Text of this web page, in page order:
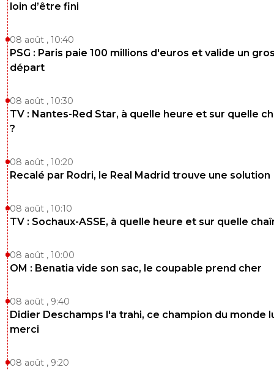
loin d’être fini
08 août , 10:40
PSG : Paris paie 100 millions d'euros et valide un
départ
08 août , 10:30
TV : Nantes-Red Star, à quelle heure et sur quelle
?
08 août , 10:20
Recalé par Rodri, le Real Madrid trouve une solution
08 août , 10:10
TV : Sochaux-ASSE, à quelle heure et sur quelle
08 août , 10:00
OM : Benatia vide son sac, le coupable prend cher
08 août , 9:40
Didier Deschamps l'a trahi, ce champion du monde
merci
08 août , 9:20